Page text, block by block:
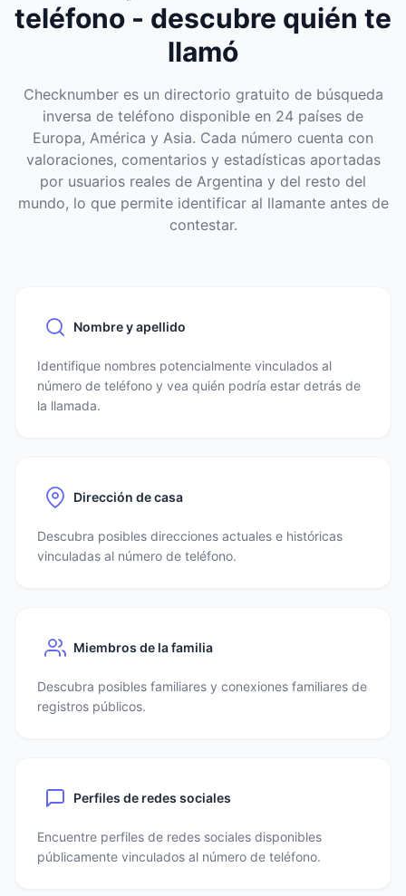
teléfono - descubre quién te
llamó
Checknumber es un directorio gratuito de búsqueda
inversa de teléfono disponible en 24 países de
Europa, América y Asia. Cada número cuenta con
valoraciones, comentarios y estadísticas aportadas
por usuarios reales de Argentina y del resto del
mundo, lo que permite identificar al llamante antes de
contestar.
Nombre y apellido
Identifique nombres potencialmente vinculados al
número de teléfono y vea quién podría estar detrás de
la llamada.
Dirección de casa
Descubra posibles direcciones actuales e históricas
vinculadas al número de teléfono.
Miembros de la familia
Descubra posibles familiares y conexiones familiares de
registros públicos.
Perfiles de redes sociales
Encuentre perfiles de redes sociales disponibles
públicamente vinculados al número de teléfono.